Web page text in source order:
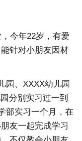
今年22岁，有爱
针对小朋友因材
园、XXXX幼儿园
分别实习过一到
部实习一个月，在
友一起完成学习